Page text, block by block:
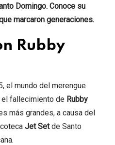
Domingo. Conoce su
marcaron generaciones.
Rubby
el mundo del merengue
fallecimiento de Rubby
más grandes, a causa del
Jet Setde Santo